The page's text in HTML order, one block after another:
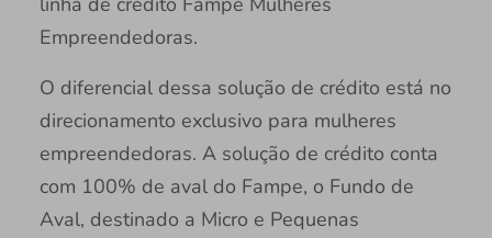
Empreendedoras.
O diferencial dessa solução de crédito está no
direcionamento exclusivo para mulheres
empreendedoras. A solução de crédito conta
com 100% de aval do Fampe, o Fundo de
Aval, destinado a Micro e Pequenas